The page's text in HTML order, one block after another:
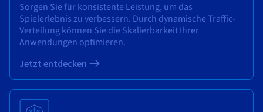
Sorgen Sie für konsistente Leistung, um das
Spielerlebnis zu verbessern. Durch dynamische Traffic-
Verteilung können Sie die Skalierbarkeit Ihrer
Anwendungen optimieren.
Jetzt entdecken